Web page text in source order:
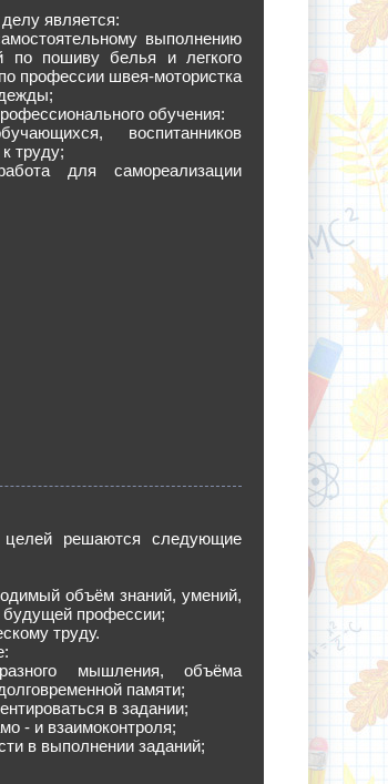
является:
выполнению
по пошиву белья и легкого
профессии швея-мотористка
обучения:
воспитанников
труду;
для самореализации
решаются следующие
объём знаний, умений,
профессии;
труду.
мышления, объёма
памяти;
в задании;
- и взаимоконтроля;
в выполнении заданий;